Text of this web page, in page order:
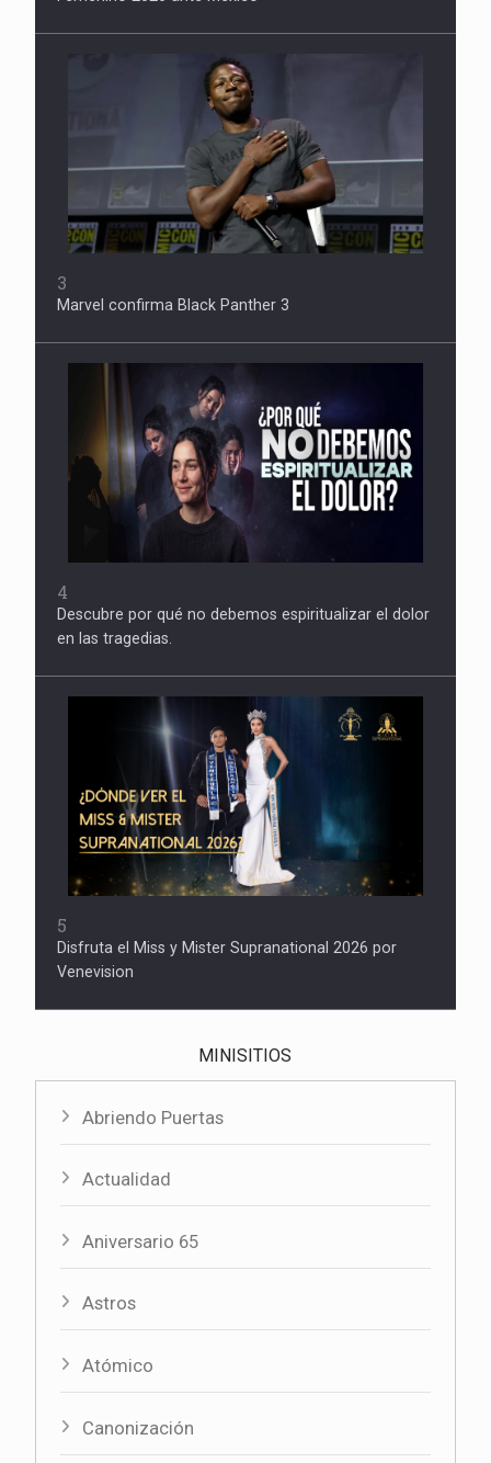
3
Marvel confirma Black Panther 3
4
Descubre por qué no debemos espiritualizar el dolor
en las tragedias.
5
Disfruta el Miss y Mister Supranational 2026 por
Venevision
MINISITIOS
Abriendo Puertas
Actualidad
Aniversario 65
Astros
Atómico
Canonización